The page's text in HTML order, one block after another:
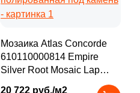
Мозаика Atlas Concorde
610110000814 Empire
Silver Root Mosaic Lap
20 722 руб./м2